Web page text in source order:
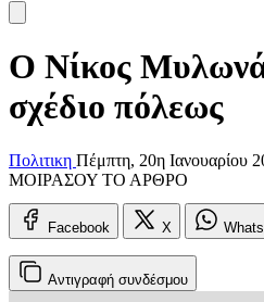
Ο Νίκος
σχέδιο πόλεως
Πολιτικη Πέμπτη, 20η Ιανουαρίου
ΜΟΙΡΑΣΟΥ ΤΟ ΑΡΘΡΟ
Facebook X
Αντιγραφή συνδέσμου